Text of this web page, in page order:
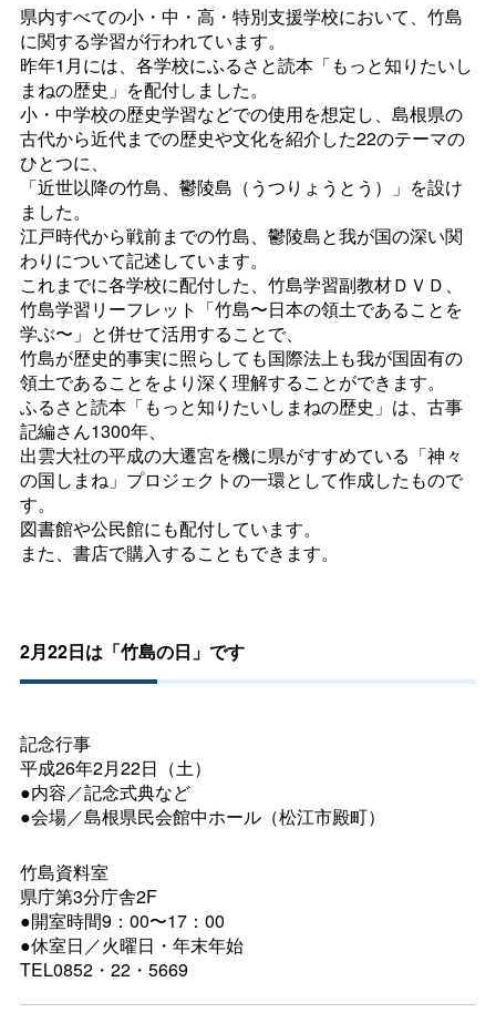
県内すべての小・中・高・特別支援学校において、竹島
に関する学習が行われています。
昨年1月には、各学校にふるさと読本「もっと知りたいし
まねの歴史」を配付しました。
小・中学校の歴史学習などでの使用を想定し、島根県の
古代から近代までの歴史や文化を紹介した22のテーマの
ひとつに、
「近世以降の竹島、鬱陵島（うつりょうとう）」を設け
ました。
江戸時代から戦前までの竹島、鬱陵島と我が国の深い関
わりについて記述しています。
これまでに各学校に配付した、竹島学習副教材ＤＶＤ、
竹島学習リーフレット「竹島〜日本の領土であることを
学ぶ〜」と併せて活用することで、
竹島が歴史的事実に照らしても国際法上も我が国固有の
領土であることをより深く理解することができます。
ふるさと読本「もっと知りたいしまねの歴史」は、古事
記編さん1300年、
出雲大社の平成の大遷宮を機に県がすすめている「神々
の国しまね」プロジェクトの一環として作成したもので
す。
図書館や公民館にも配付しています。
また、書店で購入することもできます。
2月22日は「竹島の日」です
記念行事
平成26年2月22日（土）
●内容／記念式典など
●会場／島根県民会館中ホール（松江市殿町）
竹島資料室
県庁第3分庁舎2F
●開室時間9：00〜17：00
●休室日／火曜日・年末年始
TEL0852・22・5669